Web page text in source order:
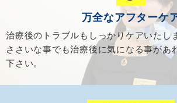
万全なアフターケ
治療後のトラブルもしっかりケアいたし
ささいな事でも治療後に気になる事があ
下さい。